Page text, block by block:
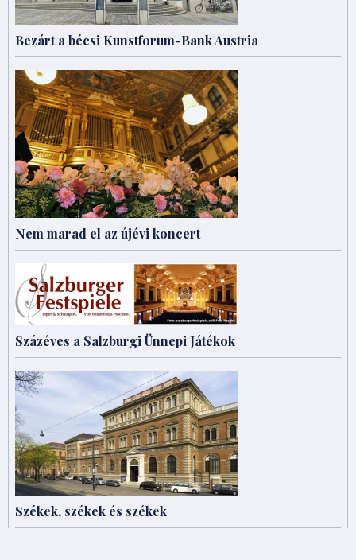
Bezárt a bécsi Kunstforum-Bank Austria
Nem marad el az újévi koncert
Százéves a Salzburgi Ünnepi Játékok
Székek, székek és székek